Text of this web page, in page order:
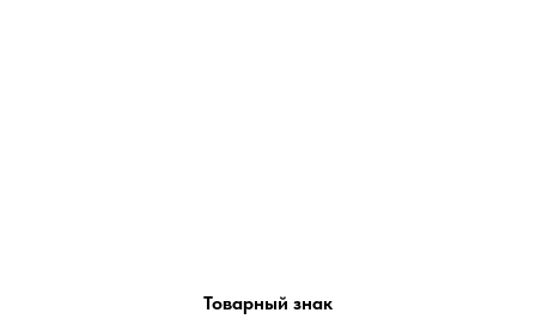
Товарный знак